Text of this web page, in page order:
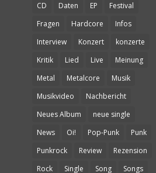
CD
Daten EP
Festival
Fragen
Hardcore
Infos
Interview
Konzert
konzerte
Kritik
Lied Live
Meinung
Metal
Metalcore
Musik
Musikvideo
Nachbericht
Neues Album
neue single
News
Oi! Pop-Punk
Punk
Punkrock
Review
Rezension
Rock
Single Song
Songs